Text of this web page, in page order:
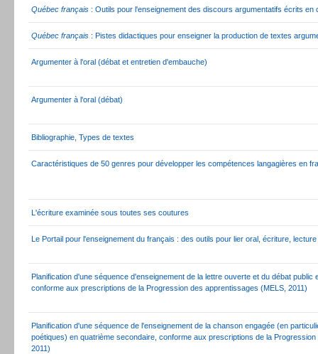
Québec français : Outils pour l'enseignement des discours argumentatifs écrits en
Québec français : Pistes didactiques pour enseigner la production de textes
Argumenter à l'oral (débat et entretien d'embauche)
Argumenter à l'oral (débat)
Bibliographie, Types de textes
Caractéristiques de 50 genres pour développer les compétences langagières en
L'écriture examinée sous toutes ses coutures
Le Portail pour l'enseignement du français : des outils pour lier oral, écriture,
Planification d'une séquence d'enseignement de la lettre ouverte et du débat public
conforme aux prescriptions de la Progression des apprentissages (MELS, 2011)
Planification d'une séquence de l'enseignement de la chanson engagée (en
poétiques) en quatrième secondaire, conforme aux prescriptions de la
2011)